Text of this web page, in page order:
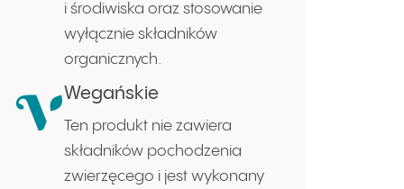
i środiwiska oraz stosowanie
wyłącznie składników
organicznych.
Wegańskie
Ten produkt nie zawiera
składników pochodzenia
zwierzęcego i jest wykonany